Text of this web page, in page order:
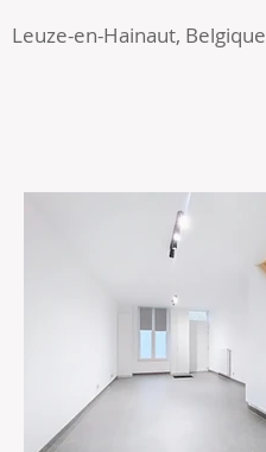
Leuze-en-Hainaut, Belgique